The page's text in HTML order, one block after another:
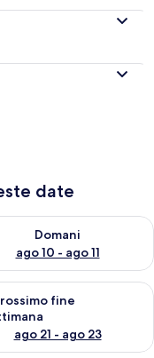
date
9 - ago 10
Domani
ago 10 - ago 11
la disponibilità per
ago 14 -
fine
ago 21 - ago 23
la disponibilità per il